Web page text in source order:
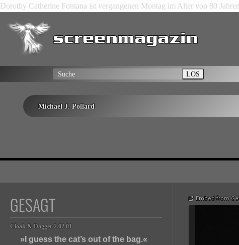
Dorothy Catherine Fontana ist vergangenen Montag im Alter von 80
LOS
Michael J. Pollard
GESAGT
Cloak & Dagger 2.02 01
»I guess the cat’s out of the bag.«
Embed from